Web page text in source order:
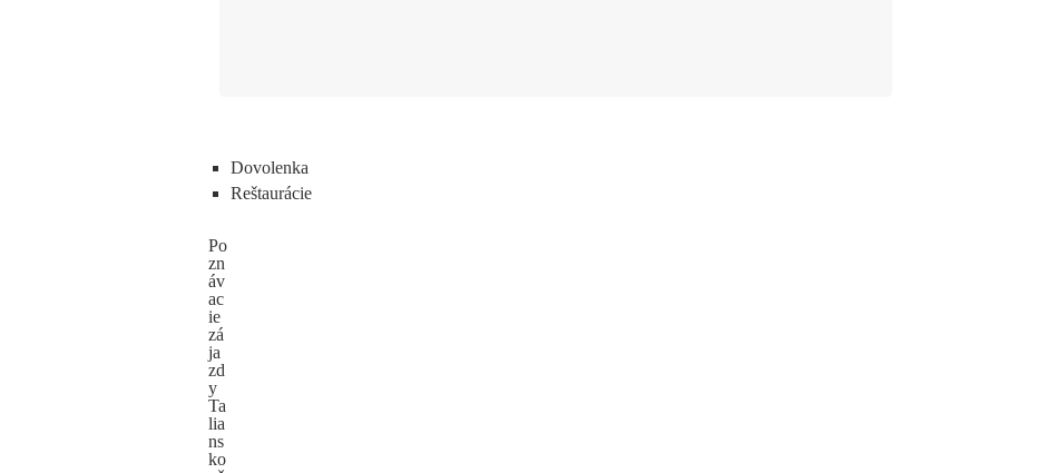
Dovolenka
Reštaurácie
Po
zn
áv
ac
ie
zá
ja
zd
y
Ta
lia
ns
ko